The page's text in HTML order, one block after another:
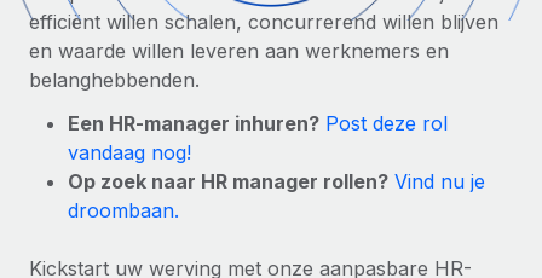
Zzp'ers internationaal onboarden en beheren
PEO
Ingewikkelde HR-taken eenvoudig uitbesteden
INFRASTRUCTUUR
Remote Embedded
Flexibele global HR en payroll solutions voor groeiende
bedrijven
Mid-market
Betalingscalculator voor zzp'ers
Ontdek valuta-opties en betaalsnelheden voor
internationale zzp'ers
LEREN MET REMOTE
Onderzoek en gidsen
Nederlands
Deutsch
Español
Inloggen
efficiënt willen schalen, concurrerend willen blijven
en waarde willen leveren aan werknemers en
belanghebbenden.
Een HR-manager inhuren? Post deze rol
vandaag nog!
Op zoek naar HR manager rollen? Vind nu je
droombaan.
Kickstart uw werving met onze aanpasbare HR-